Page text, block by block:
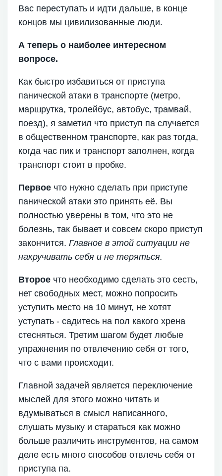
Вас переступать и идти дальше, в конце
концов мы цивилизованные люди.
А теперь о наиболее интересном
вопросе.
Как быстро избавиться от приступа
панической атаки в транспорте (метро,
маршрутка, тролейбус, автобус, трамвай,
поезд), я заметил что приступ па случается
в общественном транспорте, как раз тогда,
когда час пик и транспорт заполнен, когда
транспорт стоит в пробке.
Первое что нужно сделать при приступе
панической атаки это принять её. Вы
полностью уверены в том, что это не
болезнь, так бывает и совсем скоро приступ
закончится.Главное в этой ситуации не
накручивать себя и не теряться.
Второе что необходимо сделать это сесть,
нет свободных мест, можно попросить
уступить место на 10 минут, не хотят
уступать - садитесь на пол какого хрена
стесняться. Третим шагом будет любые
упражнения по отвлечению себя от того,
что с вами происходит.
Главной задачей является переключение
мыслей для этого можно читать и
вдумываться в смысл написанного,
слушать музыку и стараться как можно
больше различить инструментов, на самом
деле есть много способов отвлечь себя от
приступа па.